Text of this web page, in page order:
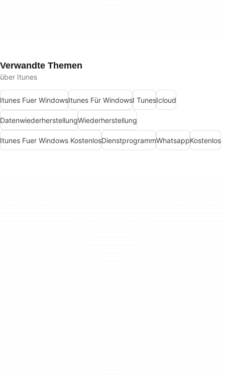
Verwandte Themen
über Itunes
Itunes Fuer WindowsItunes Für WindowsI TunesIcloud
DatenwiederherstellungWiederherstellung
Itunes Fuer Windows KostenlosDienstprogrammWhatsappKostenlos